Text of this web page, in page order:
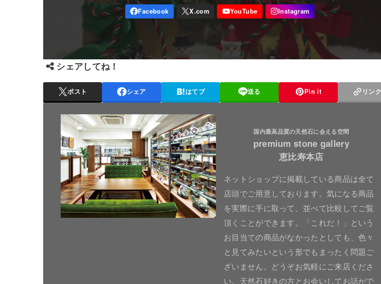
シェアしてね！
ポスト シェア はてブ 送る Pin it リンク
国内最高品質の天然石に会える空間
premium stone gallery
恵比寿本店
ネットショップに掲載している商品は全て
店頭でご用意しております。気になる商品
を実際に手に取って、並べて比較してご覧
頂くことができます。「これだ！」という
お目当ての商品がなかったとしても、色々
と見てみたいという形でもまったく問題ご
ざいません。どうぞお気軽にご来店くださ
い。天然石好きの方とお会いしてお話がで